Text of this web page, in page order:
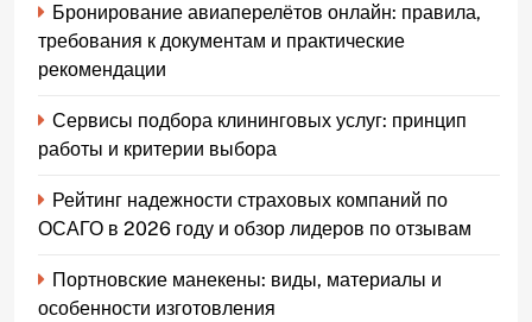
Бронирование авиаперелётов онлайн: правила,
требования к документам и практические
рекомендации
Сервисы подбора клининговых услуг: принцип
работы и критерии выбора
Рейтинг надежности страховых компаний по
ОСАГО в 2026 году и обзор лидеров по отзывам
Портновские манекены: виды, материалы и
особенности изготовления